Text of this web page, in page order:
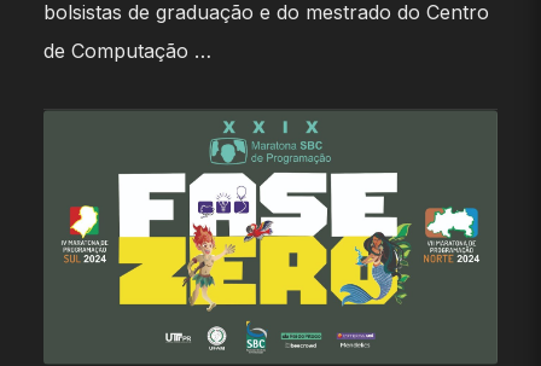
bolsistas de graduação e do mestrado do Centro
de Computação …